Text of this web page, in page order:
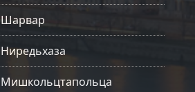
Шарвар
Ниредьхаза
Мишкольцтапольца